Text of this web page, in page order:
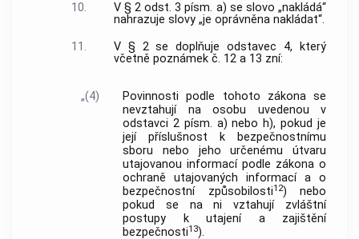
10.
V § 2 odst. 3 písm. a) se slovo „nakládá“
nahrazuje slovy „je oprávněna nakládat“.
11.
V § 2 se doplňuje odstavec 4, který
včetně poznámek č. 12 a 13 zní:
„(4)
Povinnosti podle tohoto zákona se
nevztahují na osobu uvedenou v
odstavci 2 písm. a) nebo h), pokud je
její příslušnost k bezpečnostnímu
sboru nebo jeho určenému útvaru
utajovanou informací podle zákona o
ochraně utajovaných informací a o
bezpečnostní způsobilosti12) nebo
pokud se na ni vztahují zvláštní
postupy k utajení a zajištění
bezpečnosti13).